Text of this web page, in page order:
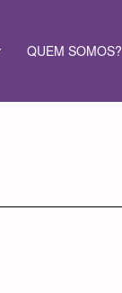
QUEM SOMOS?